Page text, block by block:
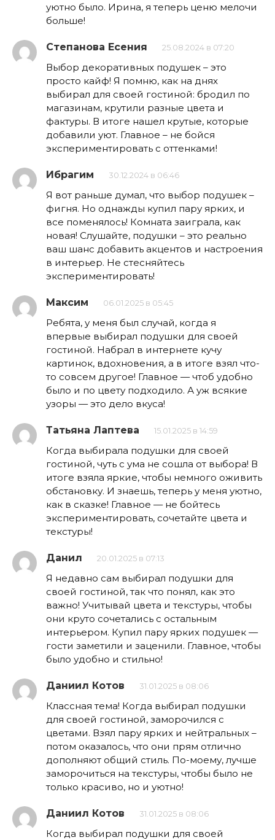
уютно было. Ирина, я теперь ценю мелочи
больше!
Степанова Есения 25.08.2024 в 07:20
Выбор декоративных подушек – это
просто кайф! Я помню, как на днях
выбирал для своей гостиной: бродил по
магазинам, крутили разные цвета и
фактуры. В итоге нашел крутые, которые
добавили уют. Главное – не бойся
экспериментировать с оттенками!
Ибрагим 30.12.2024 в 06:46
Я вот раньше думал, что выбор подушек –
фигня. Но однажды купил пару ярких, и
все поменялось! Комната заиграла, как
новая! Слушайте, подушки – это реально
ваш шанс добавить акцентов и настроения
в интерьер. Не стесняйтесь
экспериментировать!
Максим 06.01.2025 в 05:45
Ребята, у меня был случай, когда я
впервые выбирал подушки для своей
гостиной. Набрал в интернете кучу
картинок, вдохновения, а в итоге взял что-
то совсем другое! Главное — чтоб удобно
было и по цвету подходило. А уж всякие
узоры — это дело вкуса!
Татьяна Лаптева 15.01.2025 в 14:59
Когда выбирала подушки для своей
гостиной, чуть с ума не сошла от выбора! В
итоге взяла яркие, чтобы немного оживить
обстановку. И знаешь, теперь у меня уютно,
как в сказке! Главное — не бойтесь
экспериментировать, сочетайте цвета и
текстуры!
Данил 20.01.2025 в 07:13
Я недавно сам выбирал подушки для
своей гостиной, так что понял, как это
важно! Учитывай цвета и текстуры, чтобы
они круто сочетались с остальным
интерьером. Купил пару ярких подушек —
гости заметили и заценили. Главное, чтобы
было удобно и стильно!
Даниил Котов 31.01.2025 в 08:06
Классная тема! Когда выбирал подушки
для своей гостиной, заморочился с
цветами. Взял пару ярких и нейтральных –
потом оказалось, что они прям отлично
дополняют общий стиль. По-моему, лучше
заморочиться на текстуры, чтобы было не
только красиво, но и уютно!
Даниил Котов 31.01.2025 в 08:06
Когда выбирал подушки для своей